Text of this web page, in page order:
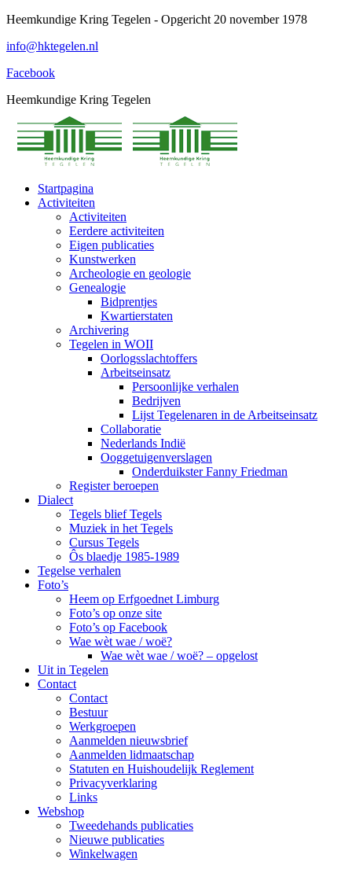
Spring
content
Heemkundige Kring Tegelen - Opgericht 20 november 1978
info@hktegelen.nl
Facebook
Heemkundige Kring Tegelen
Startpagina
Activiteiten
Activiteiten
Eerdere activiteiten
Eigen publicaties
Kunstwerken
Archeologie en geologie
Genealogie
Bidprentjes
Kwartierstaten
Archivering
Tegelen in WOII
Oorlogsslachtoffers
Arbeitseinsatz
Persoonlijke verhalen
Bedrijven
Lijst Tegelenaren in de Arbeitseinsatz
Collaboratie
Nederlands Indië
Ooggetuigenverslagen
Onderduikster Fanny Friedman
Register beroepen
Dialect
Tegels blief Tegels
Muziek in het Tegels
Cursus Tegels
Ôs blaedje 1985-1989
Tegelse verhalen
Foto’s
Heem op Erfgoednet Limburg
Foto’s op onze site
Foto’s op Facebook
Wae wèt wae / woë?
Wae wèt wae / woë? – opgelost
Uit in Tegelen
Contact
Contact
Bestuur
Werkgroepen
Aanmelden nieuwsbrief
Aanmelden lidmaatschap
Statuten en Huishoudelijk Reglement
Privacyverklaring
Links
Webshop
Tweedehands publicaties
Nieuwe publicaties
Winkelwagen